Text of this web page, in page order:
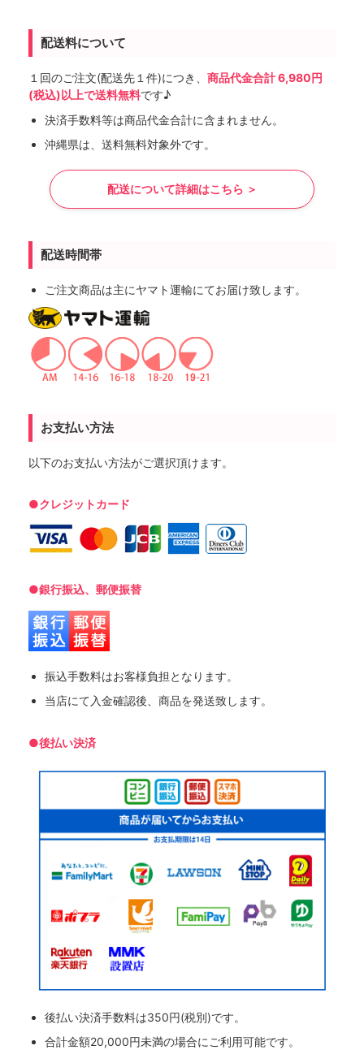
配送料について
１回のご注文(配送先１件)につき、 商品代金合計 6,980円
(税込)以上で送料無料です♪
決済手数料等は商品代金合計に含まれません。
沖縄県は、送料無料対象外です。
配送について詳細はこちら ＞
配送時間帯
ご注文商品は主にヤマト運輸にてお届け致します。
お支払い方法
以下のお支払い方法がご選択頂けます。
●クレジットカード
●銀行振込、郵便振替
振込手数料はお客様負担となります。
当店にて入金確認後、商品を発送致します。
●後払い決済
後払い決済手数料は350円(税別)です。
合計金額20,000円未満の場合にご利用可能です。